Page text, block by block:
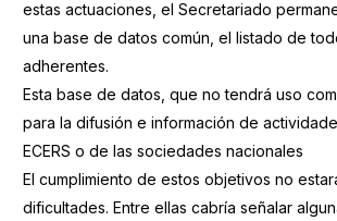
estas actuaciones, el Secretariado
una base de datos común, el listado de
adherentes.
Esta base de datos, que no tendrá uso
para la difusión e información de
ECERS o de las sociedades nacionales
El cumplimiento de estos objetivos no
dificultades. Entre ellas cabría señalar